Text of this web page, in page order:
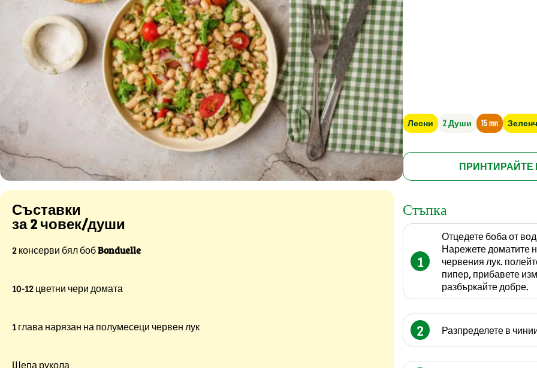
Лесни 2 Души 15 mn
ПРИНТИРАЙТЕ
Съставки
за 2 човек/души
2 консерви бял бобBonduelle
10-12 цветни чери домата
1 глава нарязан на полумесеци червен лук
Шепа рукола
Стъпка
1
Отцедете боба от
Нарежете доматите
червения лук.
пипер, прибавете
разбъркайте добре.
2 Разпределете в